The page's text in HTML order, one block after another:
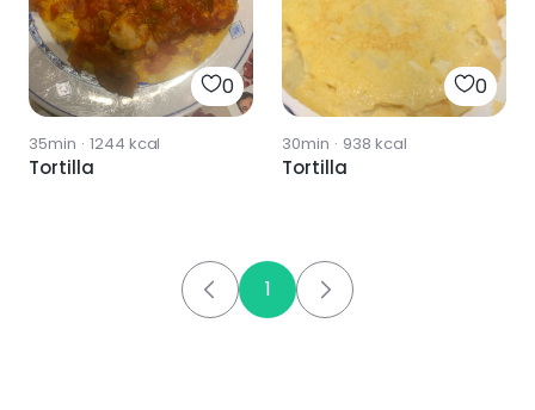
0
35min · 1244 kcal
Tortilla
0
30min · 938 kcal
Tortilla
1